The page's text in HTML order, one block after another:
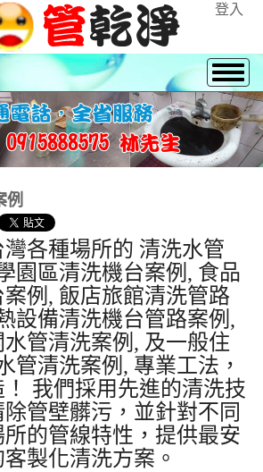
登入
例
各種場所的 清洗水管
園區清洗機台案例, 食品
例, 飯店旅館清洗管路
設備清洗機台管路案例,
管清洗案例, 及一般住
管清洗案例, 專業工法，
我們採用先進的清洗技
管壁髒污，並針對不同
的管線特性，提供最安
製化清洗方案。